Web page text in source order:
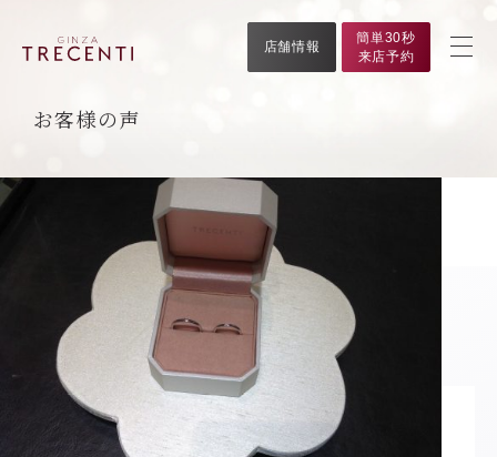
店舗情報
簡単30秒
来店予約
お客様の声